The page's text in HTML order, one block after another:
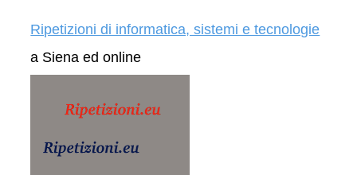
Ripetizioni di informatica, sistemi e tecnologie
a Siena ed online